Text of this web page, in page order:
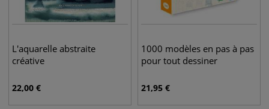
L'aquarelle abstraite
créative
22,00 €
1000 modèles en pas à pas
pour tout dessiner
21,95 €